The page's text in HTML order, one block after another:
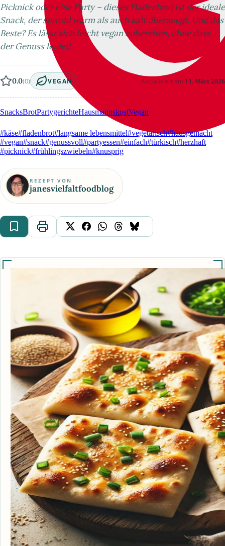
Picknick oder eine Party – dieses Fladenbrot ist der ideale
Snack, der sowohl warm als auch kalt überzeugt. Und das
Beste? Es lässt sich leicht vegan zubereiten, ohne dass
der Genuss leidet!
0.0(0) VEGAN Aktualisiert am 11. März 2026
SnacksBrotPartygerichteHausmannskostVegan
#käse#fladenbrot#langsame lebensmittel#vegetarisch#hausgemacht
#vegan#snack#genussvoll#partyessen#einfach#türkisch#herzhaft
#picknick#frühlingszwiebeln#knusprig
REZEPT VON
janesvielfaltfoodblog